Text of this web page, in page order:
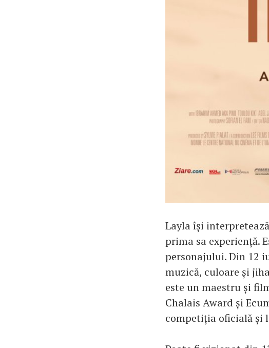
Layla își
prima sa experiență.
personajului. Din 12
muzică, culoare și
este un maestru și
Chalais Award și
competiția oficială și